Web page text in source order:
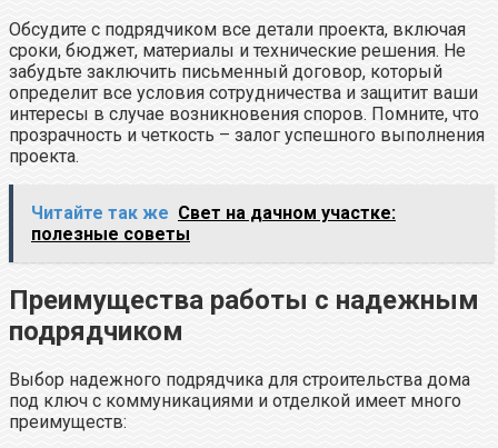
Обсудите с подрядчиком все детали проекта, включая
сроки, бюджет, материалы и технические решения. Не
забудьте заключить письменный договор, который
определит все условия сотрудничества и защитит ваши
интересы в случае возникновения споров. Помните, что
прозрачность и четкость – залог успешного выполнения
проекта.
Читайте так же Свет на дачном участке:
полезные советы
Преимущества работы с надежным
подрядчиком
Выбор надежного подрядчика для строительства дома
под ключ с коммуникациями и отделкой имеет много
преимуществ: